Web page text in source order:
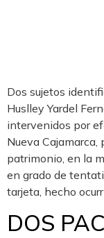
Dos sujetos
Huslley Yardel
intervenidos por
Nueva
patrimonio, en la
en grado de
tarjeta, hecho
DOS